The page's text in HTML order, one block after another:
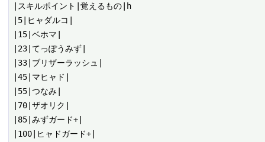
|スキルポイント|覚えるもの|h
|5|ヒャダルコ|
|15|ベホマ|
|23|てっぽうみず|
|33|ブリザーラッシュ|
|45|マヒャド|
|55|つなみ|
|70|ザオリク|
|85|みずガード+|
|100|ヒャドガード+|